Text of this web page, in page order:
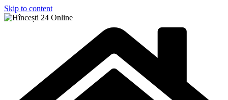
Skip to content